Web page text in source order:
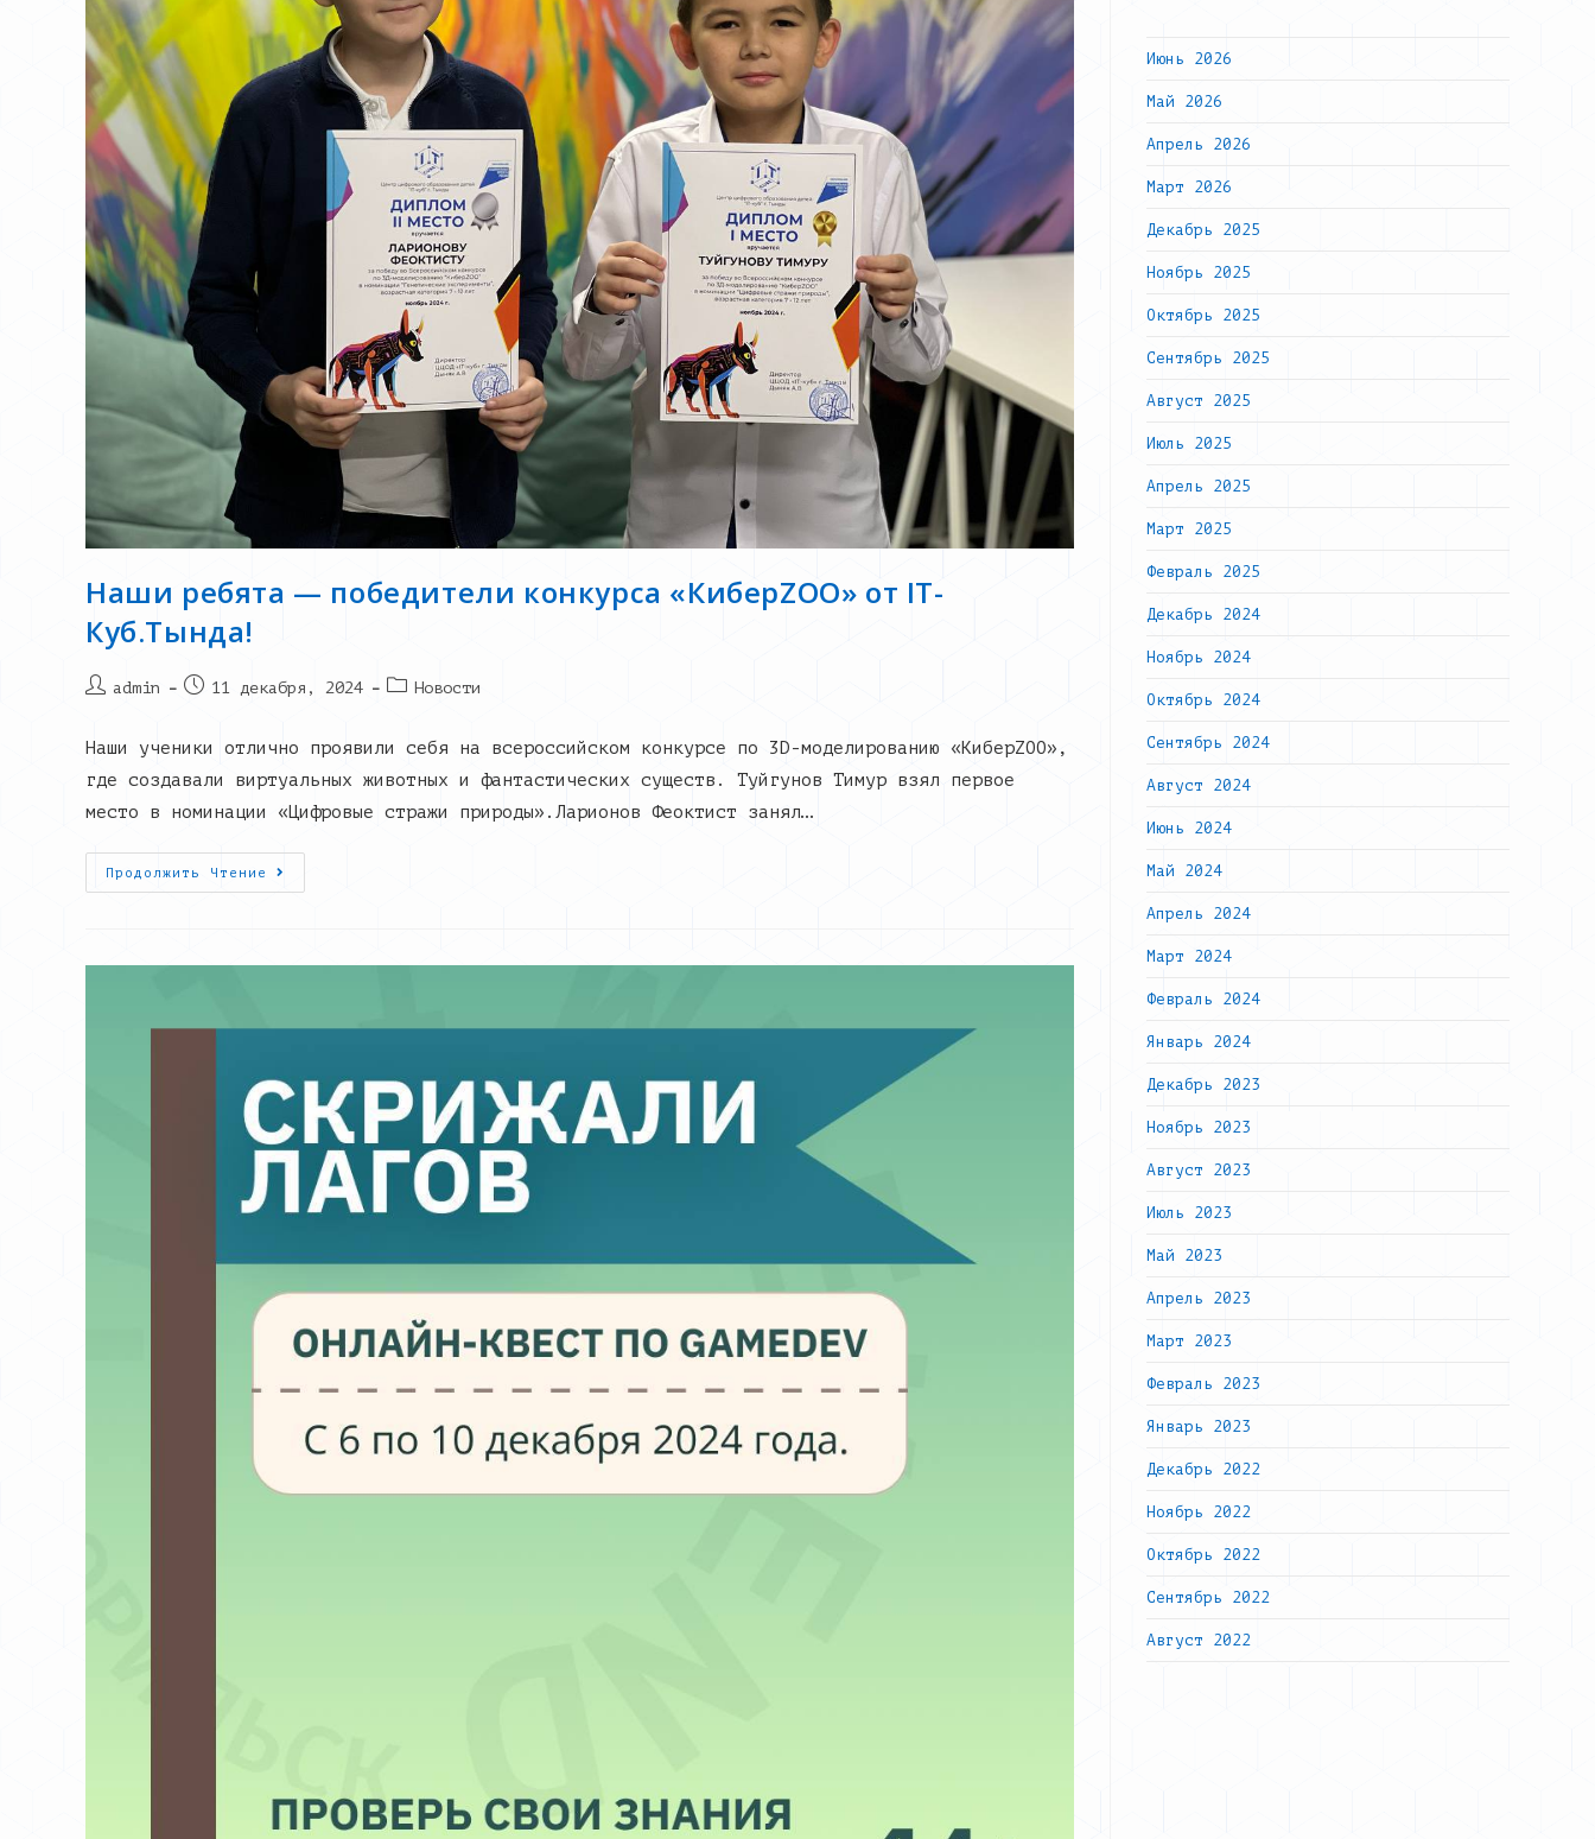
Наши ребята — победители конкурса «КиберZOO» от IT-
Куб.Тында!
Postadmin
Запись11 декабря, 2024
PostНовости
Наши ученики отлично проявили себя на всероссийском конкурсе по 3D-моделированию «КиберZOO»,
где создавали виртуальных животных и фантастических существ. Туйгунов Тимур взял первое
место в номинации «Цифровые стражи природы».Ларионов Феоктист занял…
Продолжить Чтение
Наши
Ребята
Июнь 2026
Май 2026
Апрель 2026
Март 2026
Декабрь 2025
Ноябрь 2025
Октябрь 2025
Сентябрь 2025
Август 2025
Июль 2025
Апрель 2025
Март 2025
Февраль 2025
Декабрь 2024
Ноябрь 2024
Октябрь 2024
Сентябрь 2024
Август 2024
Июнь 2024
Май 2024
Апрель 2024
Март 2024
Февраль 2024
Январь 2024
Декабрь 2023
Ноябрь 2023
Август 2023
Июль 2023
Май 2023
Апрель 2023
Март 2023
Февраль 2023
Январь 2023
Декабрь 2022
Ноябрь 2022
Октябрь 2022
Сентябрь 2022
Август 2022